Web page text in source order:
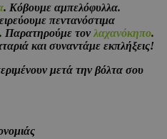
. Κόβουμε αμπελόφυλλα.
πεντανόστιμα
. Παρατηρούμε τον λαχανόκηπο.
και συναντάμε εκπλήξεις!
μετά την βόλτα σου